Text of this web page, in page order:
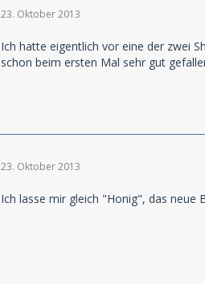
23. Oktober 2013
Ich hatte eigentlich vor eine der zwei
schon beim ersten Mal sehr gut
23. Oktober 2013
Ich lasse mir gleich "Honig", das neue